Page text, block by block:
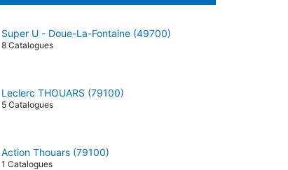
Super U - Doue-La-Fontaine (49700)
8 Catalogues
Leclerc THOUARS (79100)
5 Catalogues
Action Thouars (79100)
1 Catalogues